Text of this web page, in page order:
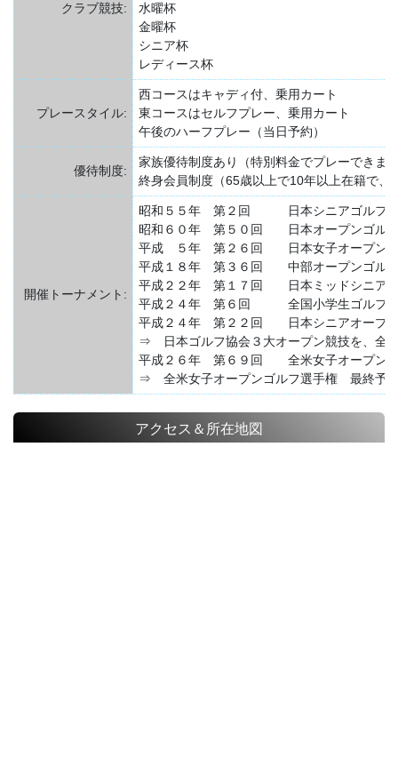
クラブ競技:
水曜杯
金曜杯
シニア杯
レディース杯
プレースタイル:
西コースはキャディ付、乗用カート
東コースはセルフプレー、乗用カート
午後のハーフプレー（当日予約）
優待制度:
家族優待制度あり（特別料金でプレーできま
終身会員制度（65歳以上で10年以上在籍で
開催トーナメント:
昭和５５年 第２回 日本シニアゴル
昭和６０年 第５０回 日本オープンゴ
平成 ５年 第２６回 日本女子オープ
平成１８年 第３６回 中部オープンゴ
平成２２年 第１７回 日本ミッドシニ
平成２４年 第６回 全国小学生ゴル
平成２４年 第２２回 日本シニアオープ
⇒ 日本ゴルフ協会３大オープン競技を、
平成２６年 第６９回 全米女子オープ
⇒ 全米女子オープンゴルフ選手権 最
アクセス＆所在地図